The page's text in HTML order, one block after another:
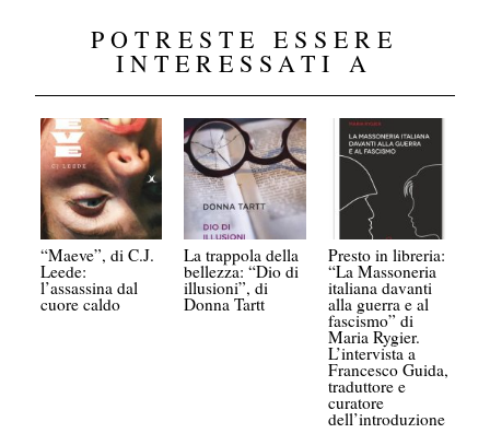
POTRESTE ESSERE
INTERESSATI A
“Maeve”, di C.J.
Leede:
l’assassina dal
cuore caldo
La trappola della
bellezza: “Dio di
illusioni”, di
Donna Tartt
Presto in libreria:
“La Massoneria
italiana davanti
alla guerra e al
fascismo” di
Maria Rygier.
L’intervista a
Francesco Guida,
traduttore e
curatore
dell’introduzione